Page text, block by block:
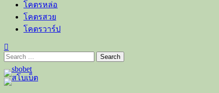
โคตรหล่อ
โคตรสวย
โคตรวาร์ป
Search
for: